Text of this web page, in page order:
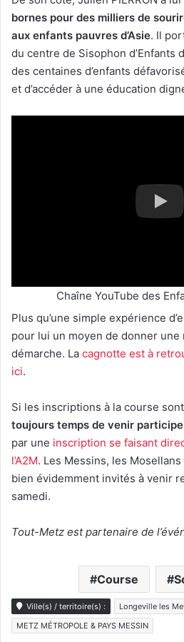
bornes pour des milliers de
aux enfants pauvres d’Asie. Il
du centre de Sisophon d’Enfants
des centaines d’enfants
et d’accéder à une éducation
Chaîne YouTube des
Plus qu’une simple expérience
pour lui un moyen de donner
démarche. La cagnotte est à
ici.
Si les inscriptions à la course
toujours temps de venir
par une inscription se faisant
l’A2M. Les Messins, les
bien évidemment invités à venir
samedi.
Tout-Metz est partenaire de
Course
Ville(s) / territoire(s) : Longeville les
METZ MÉTROPOLE & PAYS MESSIN